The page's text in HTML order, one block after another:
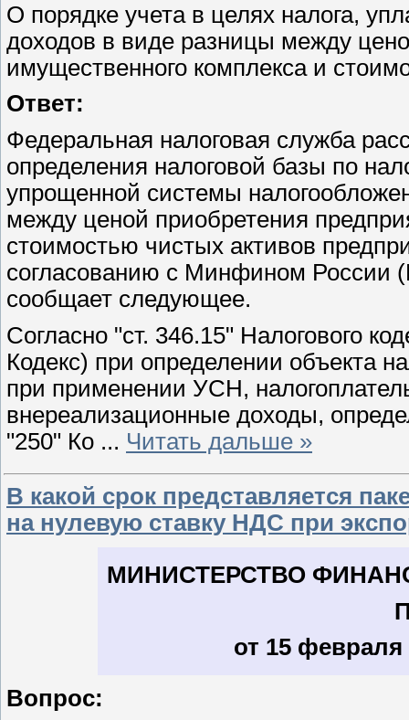
О порядке учета в целях налога,
доходов в виде разницы между
имущественного комплекса и
Ответ:
Федеральная налоговая служба
определения налоговой базы по
упрощенной системы
между ценой приобретения
стоимостью чистых активов
согласованию с Минфином России
сообщает следующее.
Согласно "ст. 346.15" Налогового
Кодекс) при определении объекта
при применении УСН,
внереализационные доходы,
"250" Ко ... Читать дальше »
В какой срок представляется
на нулевую ставку НДС при
МИНИСТЕРСТВО
от 15 февраля
Вопрос: